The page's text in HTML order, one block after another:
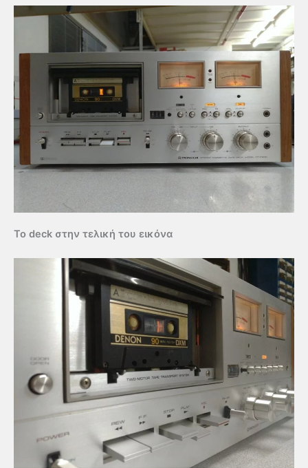
Το deck στην τελική του εικόνα